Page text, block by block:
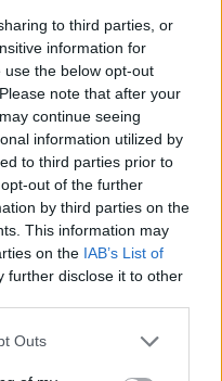
to third parties, or
information for
the below opt-out
note that after your
continue seeing
information utilized by
to third parties prior to
out of the further
by third parties on the
This information may
on the IAB’s List of
further disclose it to other
Outs
1.600 ίππων
στα Auto Express /
ηλεκτρική, θα ακούγεται